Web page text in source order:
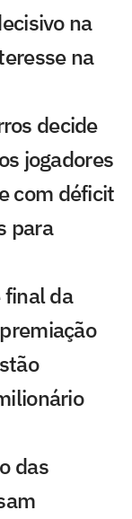
na
na
decide
jogadores
com déficit
para
final da
das